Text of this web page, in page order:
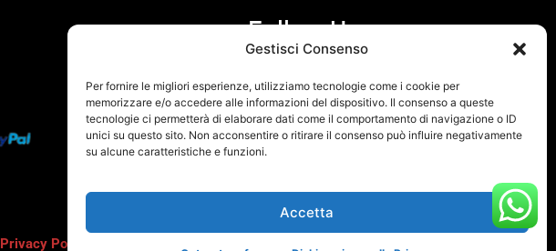
Gestisci Consenso
Per fornire le migliori esperienze, utilizziamo tecnologie come i cookie per
memorizzare e/o accedere alle informazioni del dispositivo. Il consenso a queste
tecnologie ci permetterà di elaborare dati come il comportamento di navigazione o ID
unici su questo sito. Non acconsentire o ritirare il consenso può influire negativamente
su alcune caratteristiche e funzioni.
Accetta
Follow Us
F
a
c
e
o
I
n
s
g
a
Privacy Policy